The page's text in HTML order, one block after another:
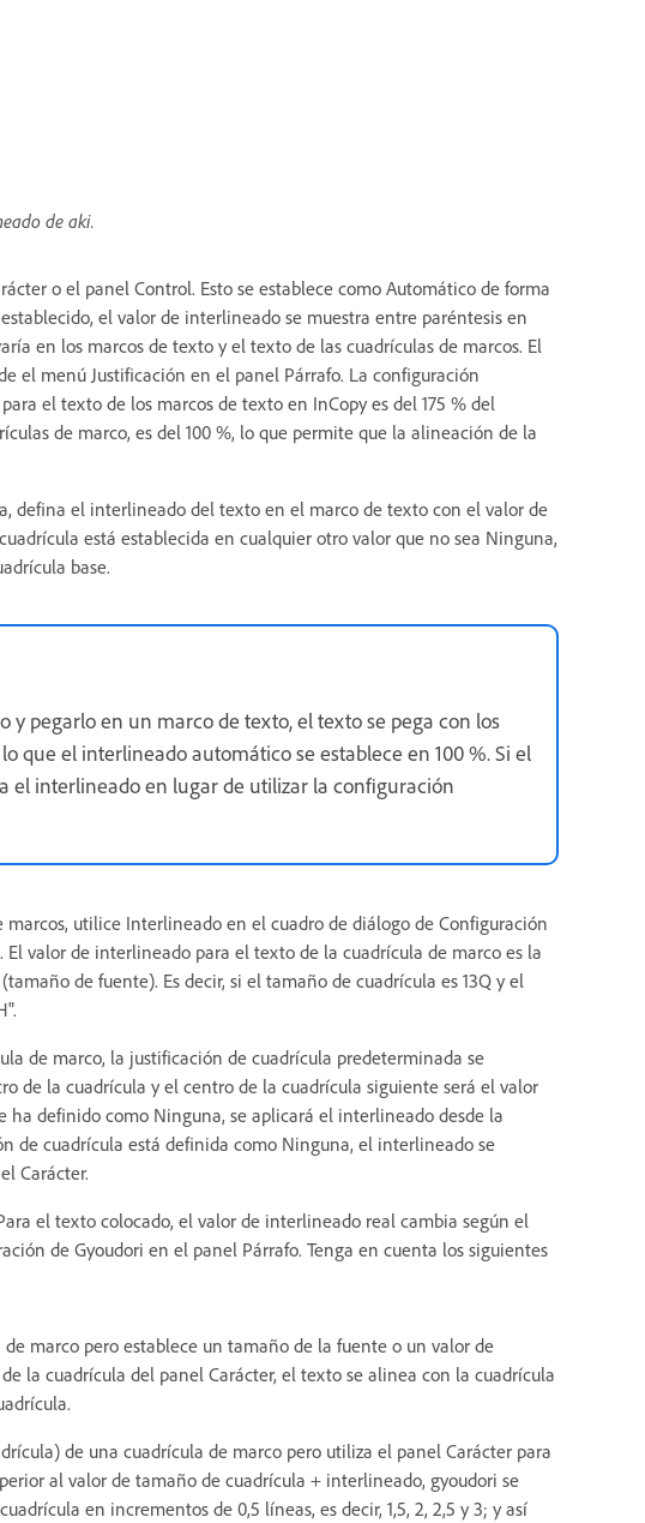
de aki.
o el panel Control. Esto se establece como Automático de forma
el valor de interlineado se muestra entre paréntesis en
en los marcos de texto y el texto de las cuadrículas de marcos. El
el menú Justificación en el panel Párrafo. La configuración
el texto de los marcos de texto en InCopy es del 175 % del
de marco, es del 100 %, lo que permite que la alineación de la
defina el interlineado del texto en el marco de texto con el valor de
está establecida en cualquier otro valor que no sea Ninguna,
base.
pegarlo en un marco de texto, el texto se pega con los
que el interlineado automático se establece en 100 %. Si el
el interlineado en lugar de utilizar la configuración
utilice Interlineado en el cuadro de diálogo de Configuración
valor de interlineado para el texto de la cuadrícula de marco es la
de fuente). Es decir, si el tamaño de cuadrícula es 13Q y el
de marco, la justificación de cuadrícula predeterminada se
de la cuadrícula y el centro de la cuadrícula siguiente será el valor
definido como Ninguna, se aplicará el interlineado desde la
de cuadrícula está definida como Ninguna, el interlineado se
Carácter.
el texto colocado, el valor de interlineado real cambia según el
de Gyoudori en el panel Párrafo. Tenga en cuenta los siguientes
marco pero establece un tamaño de la fuente o un valor de
la cuadrícula del panel Carácter, el texto se alinea con la cuadrícula
de una cuadrícula de marco pero utiliza el panel Carácter para
al valor de tamaño de cuadrícula + interlineado, gyoudori se
en incrementos de 0,5 líneas, es decir, 1,5, 2, 2,5 y 3; y así